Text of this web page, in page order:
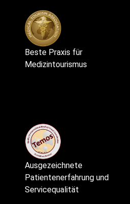
Beste Praxis für
Medizintourismus
Ausgezeichnete
Patientenerfahrung und
Servicequalität